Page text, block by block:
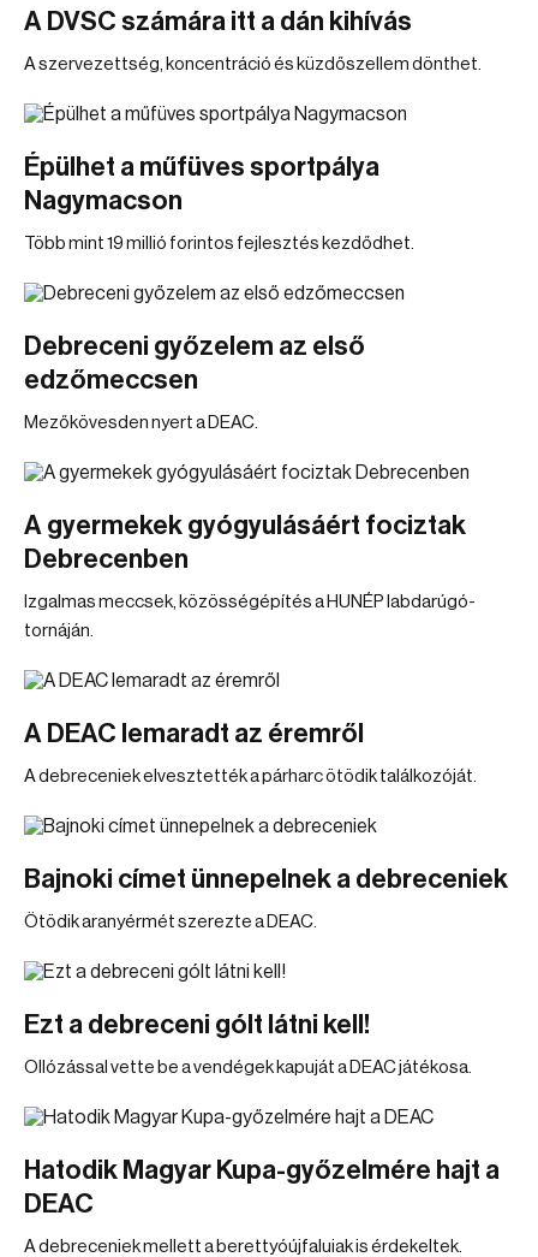
A DVSC számára itt a dán kihívás
A szervezettség, koncentráció és küzdőszellem dönthet.
Épülhet a műfüves sportpálya
Nagymacson
Több mint 19 millió forintos fejlesztés kezdődhet.
Debreceni győzelem az első
edzőmeccsen
Mezőkövesden nyert a DEAC.
A gyermekek gyógyulásáért fociztak
Debrecenben
Izgalmas meccsek, közösségépítés a HUNÉP labdarúgó-
tornáján.
A DEAC lemaradt az éremről
A debreceniek elvesztették a párharc ötödik találkozóját.
Bajnoki címet ünnepelnek a debreceniek
Ötödik aranyérmét szerezte a DEAC.
Ezt a debreceni gólt látni kell!
Ollózással vette be a vendégek kapuját a DEAC játékosa.
Hatodik Magyar Kupa-győzelmére hajt a
DEAC
A debreceniek mellett a berettyóújfaluiak is érdekeltek.